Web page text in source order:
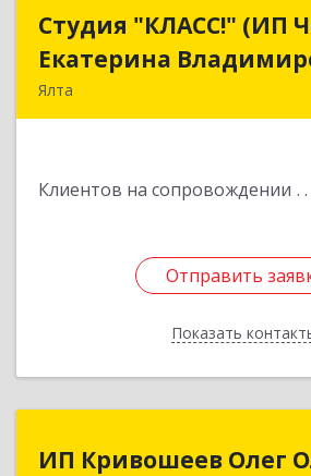
Студия "КЛАСС!" (ИП
Екатерина
Ялта
Клиентов на сопровождении
Отправить
Показать
Студия "КЛАСС!"
Екатерина
Отправить
Назад
ИП Кривошеев Олег